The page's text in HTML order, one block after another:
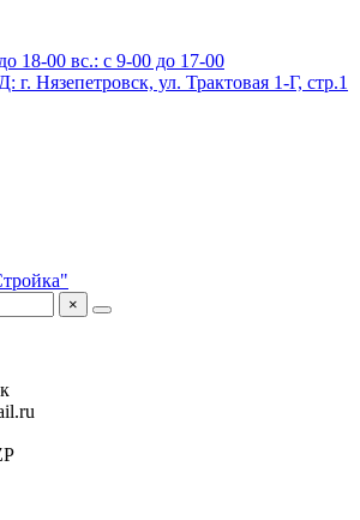
18-00 вс.: с 9-00 до 17-00
Нязепетровск, ул. Трактовая 1-Г, стр.1
×